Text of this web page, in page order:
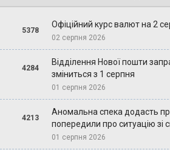
5378
Офіційний курс валют на 2
02 серпня 2026
4284
Відділення Нової пошти
зміниться з 1 серпня
01 серпня 2026
4213
Аномальна спека додасть
попередили про ситуацію зі
01 серпня 2026